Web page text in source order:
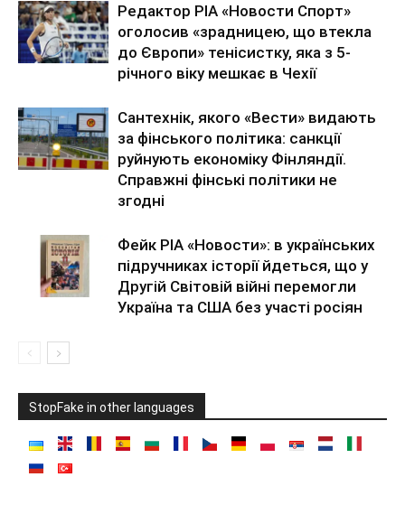
Редактор РІА «Новости Спорт»
оголосив «зрадницею, що втекла
до Європи» тенісистку, яка з 5-
річного віку мешкає в Чехії
Сантехнік, якого «Вести» видають
за фінського політика: санкції
руйнують економіку Фінляндії.
Справжні фінські політики не
згодні
Фейк РІА «Новости»: в українських
підручниках історії йдеться, що у
Другій Світовій війні перемогли
Україна та США без участі росіян
StopFake in other languages